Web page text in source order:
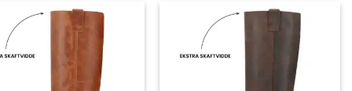
899,95 kr..
899,95 kr..